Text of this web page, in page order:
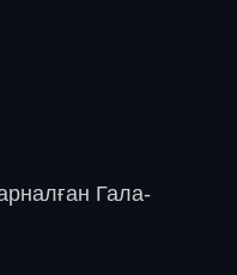
Гала-